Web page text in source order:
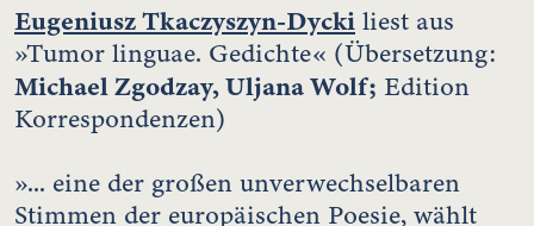
Eugeniusz Tkaczyszyn-Dycki liest aus
»Tumor linguae. Gedichte« (Übersetzung:
Michael Zgodzay, Uljana Wolf; Edition
Korrespondenzen)
»... eine der großen unverwechselbaren
Stimmen der europäischen Poesie, wählt